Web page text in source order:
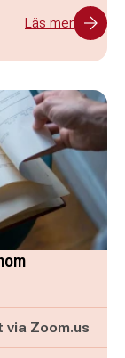
Läs mer
via Zoom.us